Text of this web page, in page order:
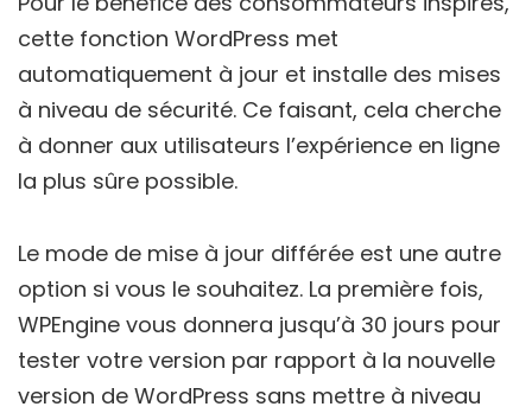
cette fonction WordPress met
automatiquement à jour et installe des mises
à niveau de sécurité. Ce faisant, cela cherche
à donner aux utilisateurs l’expérience en ligne
la plus sûre possible.
Le mode de mise à jour différée est une autre
option si vous le souhaitez. La première fois,
WPEngine vous donnera jusqu’à 30 jours pour
tester votre version par rapport à la nouvelle
version de WordPress sans mettre à niveau